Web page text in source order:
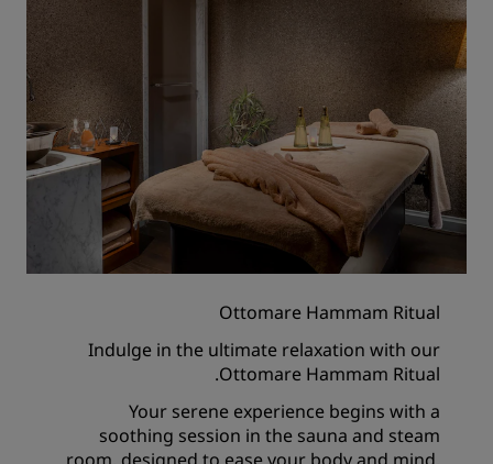
Ottomare Hammam Ritual
Indulge in the ultimate relaxation with our
Ottomare Hammam Ritual.
Your serene experience begins with a
soothing session in the sauna and steam